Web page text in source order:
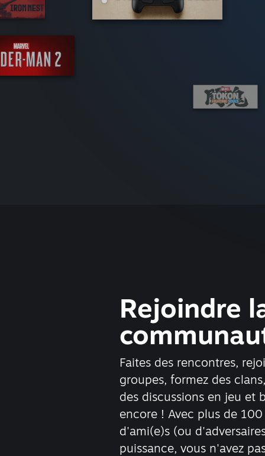
Rejoindre
Faites des rencontres,
groupes, formez des
des discussions en jeu et
encore ! Avec plus de
d'ami(e)s (ou
puissance, vous n'avez